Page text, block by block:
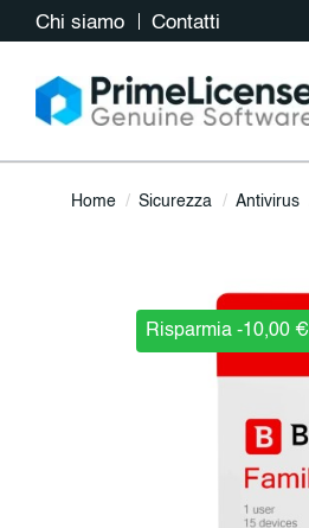
Chi siamo Contatti
Home Sicurezza Antivirus
Risparmia -10,00 €